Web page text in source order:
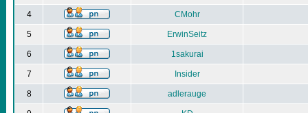
4 CMohr
5 ErwinSeitz
6 1sakurai
7 Insider
8 adlerauge